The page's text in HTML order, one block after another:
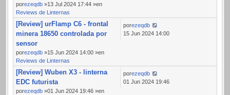
porezeqdb »13 Jul 2024 17:44 »en
Reviews de Linternas
[Review] urFlamp C6 - frontal
minera 18650 controlada por
sensor
porezeqdb »15 Jun 2024 14:00 »en
Reviews de Linternas
porezeqdb
15 Jun 2024 14:00
[Review] Wuben X3 - linterna
EDC futurista
porezeqdb »01 Jun 2024 19:46 »en
porezeqdb
01 Jun 2024 19:46